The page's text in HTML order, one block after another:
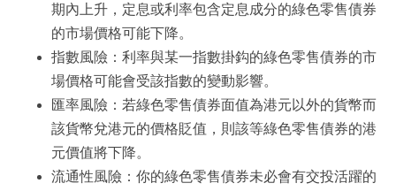
期內上升，定息或利率包含定息成分的綠色零售債券
的市場價格可能下降。
指數風險：利率與某一指數掛鈎的綠色零售債券的市
場價格可能會受該指數的變動影響。
匯率風險：若綠色零售債券面值為港元以外的貨幣而
該貨幣兌港元的價格貶值，則該等綠色零售債券的港
元價值將下降。
流通性風險：你的綠色零售債券未必會有交投活躍的